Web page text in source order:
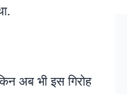
अब भी इस गिरोह